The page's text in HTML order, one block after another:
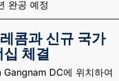
완공 예정
콤과 신규 국가
체결
DC에 위치하여